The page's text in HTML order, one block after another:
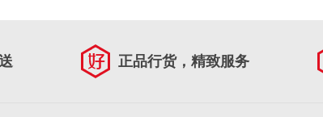
正品行货，精致服务